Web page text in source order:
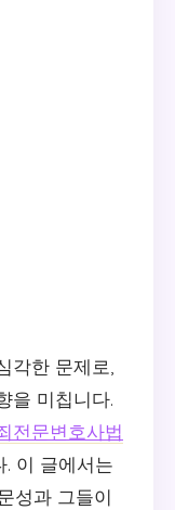
각한 문제로,
을 미칩니다.
전문변호사법
이 글에서는
성과 그들이